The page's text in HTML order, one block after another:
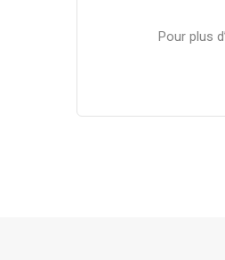
Pour plus